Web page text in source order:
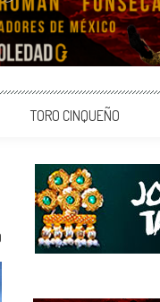
TORO CINQUEÑO